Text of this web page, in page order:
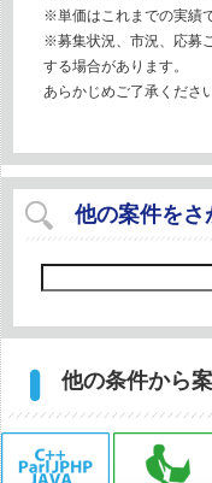
※単価はこれまでの実績で
※募集状況、市況、応募
する場合があります。
あらかじめご了承ください
他の案件をさ
他の条件から